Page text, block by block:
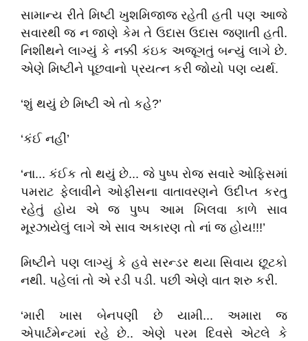
સામાન્ય રીતે મિષ્ટી ખુશમિજાજ રહેતી હતી પણ આજે
સવારથી જ ન જાણે કેમ તે ઉદાસ ઉદાસ જણાતી હતી.
નિશીથને લાગ્યું કે નક્કી કંઇક અજૂગતું બન્યું લાગે છે.
એણે મિષ્ટીને પૂછવાનો પ્રયત્ન કરી જોયો પણ વ્યર્થ.
‘શું થયું છે મિષ્ટી એ તો કહે?’
‘કંઈ નહીં’
‘ના... કંઈક તો થયું છે... જે પુષ્પ રોજ સવારે ઓફિસમાં
પમરાટ ફેલાવીને ઓફીસના વાતાવરણને ઉદીપ્ત કરતુ
રહેતું હોય એ જ પુષ્પ આમ ખિલવા કાળે સાવ
મૂરઝાયેલું લાગે એ સાવ અકારણ તો નાં જ હોય!!!’
મિષ્ટીને પણ લાગ્યું કે હવે સરન્ડર થયા સિવાય છૂટકો
નથી. પહેલાં તો એ રડી પડી. પછી એણે વાત શરુ કરી.
‘મારી ખાસ બેનપણી છે યામી... અમારા જ
એપાર્ટમેન્ટમાં રહે છે.. એણે પરમ દિવસે એટલે કે